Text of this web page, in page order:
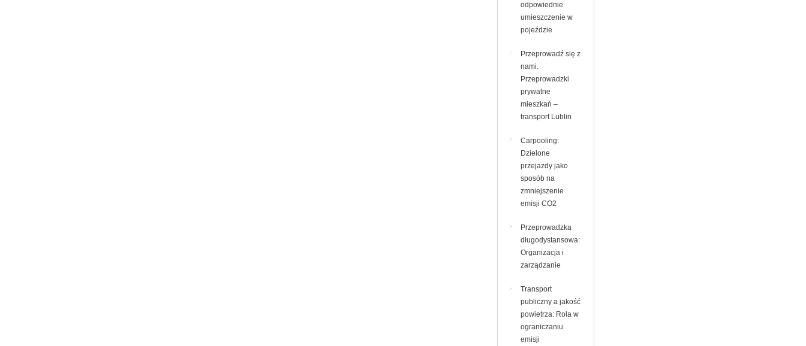
odpowiednie
umieszczenie w
pojeździe
Przeprowadź się z
nami.
Przeprowadzki
prywatne
mieszkań –
transport Lublin
Carpooling:
Dzielone
przejazdy jako
sposób na
zmniejszenie
emisji CO2
Przeprowadzka
długodystansowa:
Organizacja i
zarządzanie
Transport
publiczny a jakość
powietrza: Rola w
ograniczaniu
emisji